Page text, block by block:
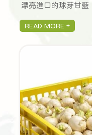
漂亮進口的球芽甘藍